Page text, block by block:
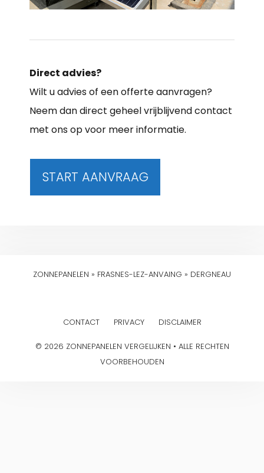
Direct advies?
Wilt u advies of een offerte aanvragen?
Neem dan direct geheel vrijblijvend contact
met ons op voor meer informatie.
START AANVRAAG
ZONNEPANELEN » FRASNES-LEZ-ANVAING » DERGNEAU
CONTACT PRIVACY DISCLAIMER
© 2026 ZONNEPANELEN VERGELIJKEN • ALLE RECHTEN
VOORBEHOUDEN